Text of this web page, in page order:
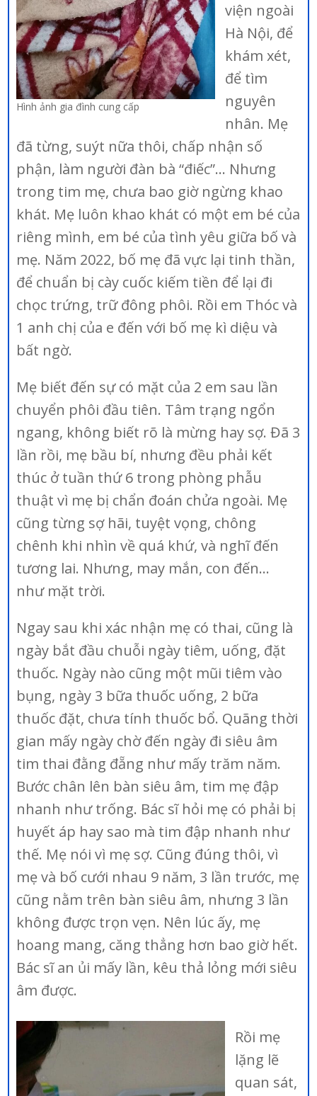
Hình ảnh gia đình cung cấp
viện ngoài
Hà Nội, để
khám xét,
để tìm
nguyên
nhân. Mẹ
đã từng, suýt nữa thôi, chấp nhận số
phận, làm người đàn bà “điếc”… Nhưng
trong tim mẹ, chưa bao giờ ngừng khao
khát. Mẹ luôn khao khát có một em bé của
riêng mình, em bé của tình yêu giữa bố và
mẹ. Năm 2022, bố mẹ đã vực lại tinh thần,
để chuẩn bị cày cuốc kiếm tiền để lại đi
chọc trứng, trữ đông phôi. Rồi em Thóc và
1 anh chị của e đến với bố mẹ kì diệu và
bất ngờ.
Mẹ biết đến sự có mặt của 2 em sau lần
chuyển phôi đầu tiên. Tâm trạng ngổn
ngang, không biết rõ là mừng hay sợ. Đã 3
lần rồi, mẹ bầu bí, nhưng đều phải kết
thúc ở tuần thứ 6 trong phòng phẫu
thuật vì mẹ bị chẩn đoán chửa ngoài. Mẹ
cũng từng sợ hãi, tuyệt vọng, chông
chênh khi nhìn về quá khứ, và nghĩ đến
tương lai. Nhưng, may mắn, con đến…
như mặt trời.
Ngay sau khi xác nhận mẹ có thai, cũng là
ngày bắt đầu chuỗi ngày tiêm, uống, đặt
thuốc. Ngày nào cũng một mũi tiêm vào
bụng, ngày 3 bữa thuốc uống, 2 bữa
thuốc đặt, chưa tính thuốc bổ. Quãng thời
gian mấy ngày chờ đến ngày đi siêu âm
tim thai đằng đẵng như mấy trăm năm.
Bước chân lên bàn siêu âm, tim mẹ đập
nhanh như trống. Bác sĩ hỏi mẹ có phải bị
huyết áp hay sao mà tim đập nhanh như
thế. Mẹ nói vì mẹ sợ. Cũng đúng thôi, vì
mẹ và bố cưới nhau 9 năm, 3 lần trước, mẹ
cũng nằm trên bàn siêu âm, nhưng 3 lần
không được trọn vẹn. Nên lúc ấy, mẹ
hoang mang, căng thẳng hơn bao giờ hết.
Bác sĩ an ủi mấy lần, kêu thả lỏng mới siêu
âm được.
Rồi mẹ
lặng lẽ
quan sát,